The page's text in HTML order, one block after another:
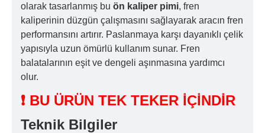
olarak tasarlanmış bu ön kaliper pimi, fren
kaliperinin düzgün çalışmasını sağlayarak aracın fren
performansını artırır. Paslanmaya karşı dayanıklı çelik
yapısıyla uzun ömürlü kullanım sunar. Fren
balatalarının eşit ve dengeli aşınmasına yardımcı
olur.
❗ BU ÜRÜN TEK TEKER İÇİNDİR
Teknik Bilgiler